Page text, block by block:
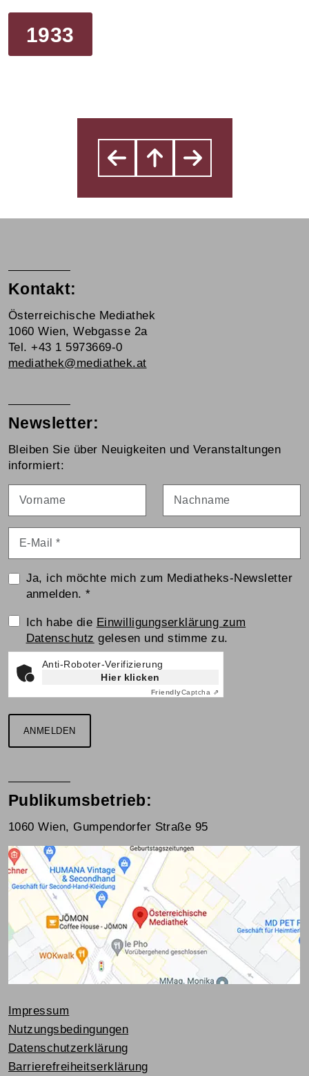
1933
Kontakt:
Österreichische Mediathek
1060 Wien, Webgasse 2a
Tel. +43 1 5973669-0
mediathek@mediathek.at
Newsletter:
Bleiben Sie über Neuigkeiten und Veranstaltungen
informiert:
Ja, ich möchte mich zum Mediatheks-Newsletter
anmelden.*
Einwilligungserklärung
Ich habe die Einwilligungserklärung zum
Datenschutz gelesen und stimme zu.
Anti-Roboter-Verifizierung
Hier klicken
FriendlyCaptcha ⇗
ANMELDEN
Publikumsbetrieb:
1060 Wien, Gumpendorfer Straße 95
Impressum
Nutzungsbedingungen
Datenschutzerklärung
Barrierefreiheitserklärung